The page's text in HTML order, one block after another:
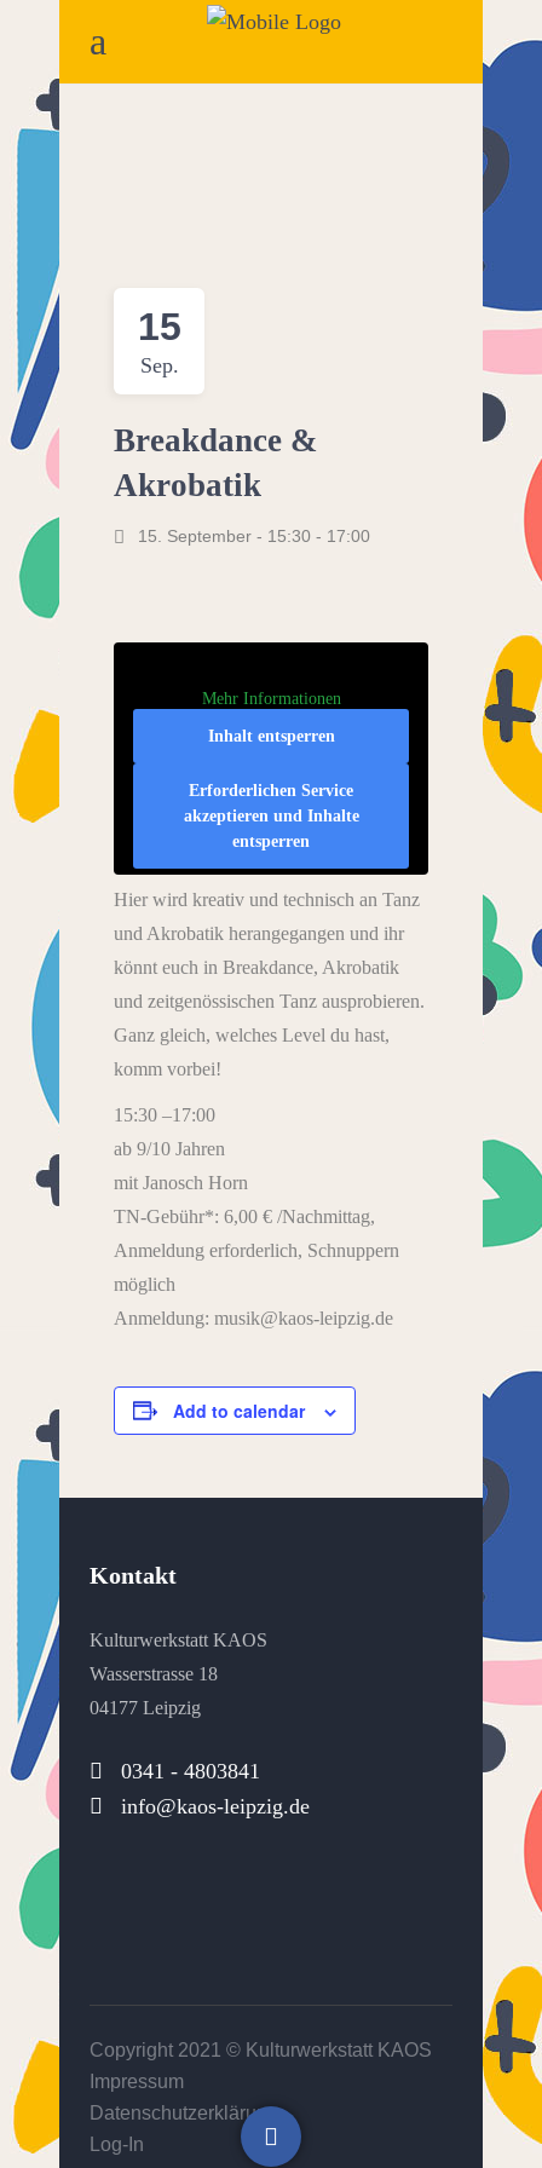
15
Sep.
Breakdance &
Akrobatik
15. September - 15:30 - 17:00
Mehr Informationen
Inhalt entsperren
Erforderlichen Service
akzeptieren und Inhalte
entsperren
Hier wird kreativ und technisch an Tanz
und Akrobatik herangegangen und ihr
könnt euch in Breakdance, Akrobatik
und zeitgenössischen Tanz ausprobieren.
Ganz gleich, welches Level du hast,
komm vorbei!
15:30 –17:00
ab 9/10 Jahren
mit Janosch Horn
TN-Gebühr*: 6,00 € /Nachmittag,
Anmeldung erforderlich, Schnuppern
möglich
Anmeldung: musik@kaos-leipzig.de
Add to calendar
Kontakt
Kulturwerkstatt KAOS
Wasserstrasse 18
04177 Leipzig
0341 - 4803841
info@kaos-leipzig.de
Copyright 2021 © Kulturwerkstatt KAOS
Impressum
Datenschutzerklärung
Log-In